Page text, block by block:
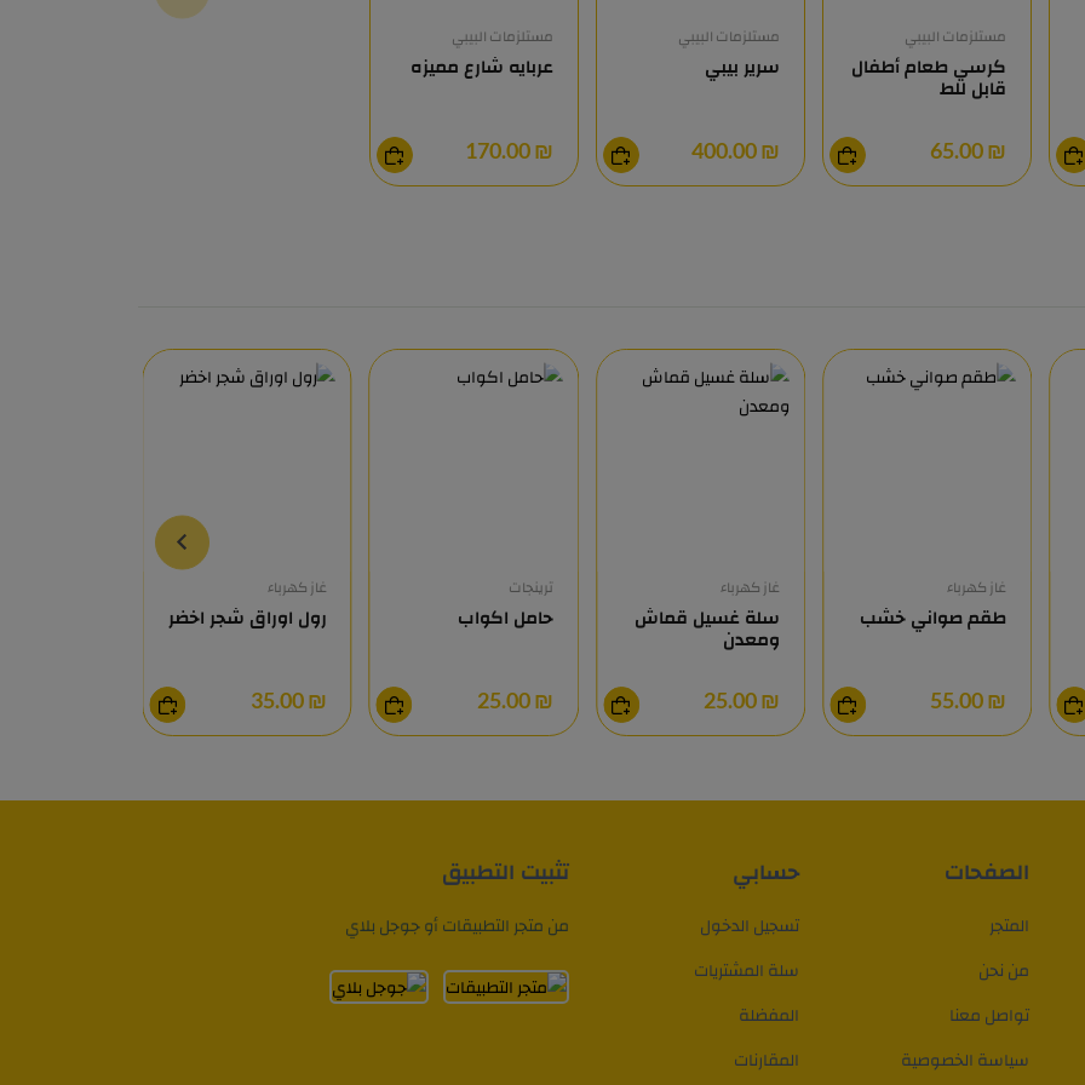
مستلزمات البيبي
كرسي طعام أطفال
قابل للط
₪ 65.00
مستلزمات البيبي
سرير بيبي
₪ 400.00
مستلزمات البيبي
عربايه شارع مميزه
₪ 170.00
غاز كهرباء
طقم صواني خشب
₪ 55.00
غاز كهرباء
سلة غسيل قماش
ومعدن
₪ 25.00
ترينجات
حامل اكواب
₪ 25.00
غاز كهرباء
رول اوراق شجر اخضر
₪ 35.00
الصفحات
المتجر
من نحن
تواصل معنا
سياسة الخصوصية
حسابي
تسجيل الدخول
سلة المشتريات
المفضلة
المقارنات
تثبيت التطبيق
من متجر التطبيقات أو جوجل بلاي